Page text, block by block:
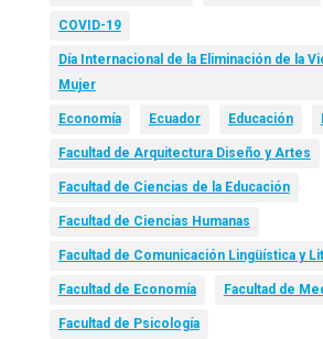
COVID-19
Día Internacional de la Eliminación de la
Mujer
Economía Ecuador Educación
Facultad de Arquitectura Diseño y Artes
Facultad de Ciencias de la Educación
Facultad de Ciencias Humanas
Facultad de Comunicación Lingüística y
Facultad de Economía Facultad de
Facultad de Psicología